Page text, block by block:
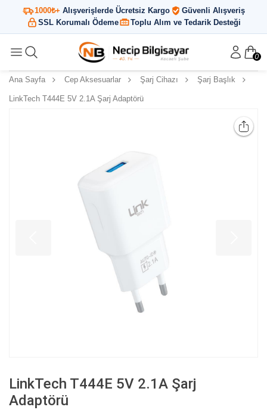
1000₺+ Alışverişlerde Ücretsiz Kargo
Güvenli Alışveriş
SSL Korumalı Ödeme
Toplu Alım ve Tedarik Desteği
0
Ana Sayfa Cep Aksesuarlar Şarj Cihazı Şarj Başlık
LinkTech T444E 5V 2.1A Şarj Adaptörü
LinkTech T444E 5V 2.1A Şarj
Adaptörü